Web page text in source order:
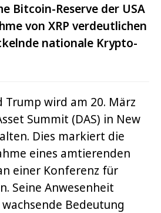
Bitcoin-Reserve der USA
von XRP verdeutlichen
nationale Krypto-
Trump wird am 20. März
Summit (DAS) in New
Dies markiert die
eines amtierenden
einer Konferenz für
Seine Anwesenheit
Bedeutung